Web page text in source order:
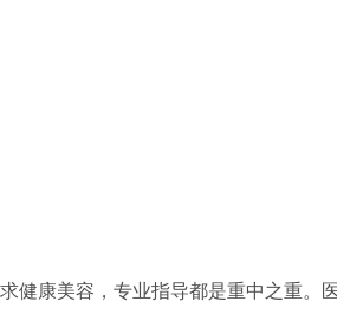
康美容，专业指导都是重中之重。